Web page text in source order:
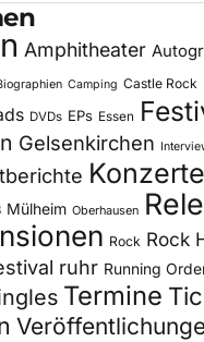
Amphitheater
Camping Castle Rock
DVDs EPs Essen
Gelsenkirchen
Konzerte
Mülheim Oberhausen
Rock Rock
ruhr Running
Termine